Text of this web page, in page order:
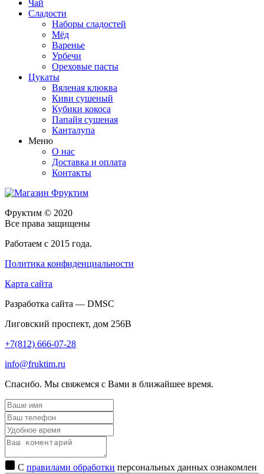
Чай
Сладости
Наборы сладостей
Мёд
Варенье
Урбечи
Ореховые пасты
Цукаты
Вяленая клюква
Киви сушеный
Кубики кокоса
Папайя сушеная
Канталупа
Меню
О нас
Доставка и оплата
Контакты
Фруктим © 2020
Все права защищены
Работаем с 2015 года.
Политика конфиденциальности
Карта сайта
Разработка сайта — DMSC
Лиговский проспект, дом 256В
+7(812) 666-07-28
info@fruktim.ru
Спасибо. Мы свяжемся с Вами в ближайшее время.
С правилами обработки персональных данных ознакомлен